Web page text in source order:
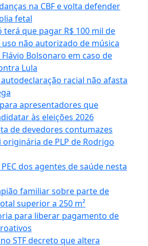
na CBF e volta defender
fetal
que pagar R$ 100 mil de
não autorizado de música
Bolsonaro em caso de
Lula
racial não afasta
apresentadores que
às eleições 2026
de devedores contumazes
de PLP de Rodrigo
dos agentes de saúde nesta
familiar sobre parte de
superior a 250 m²
para liberar pagamento de
STF decreto que altera